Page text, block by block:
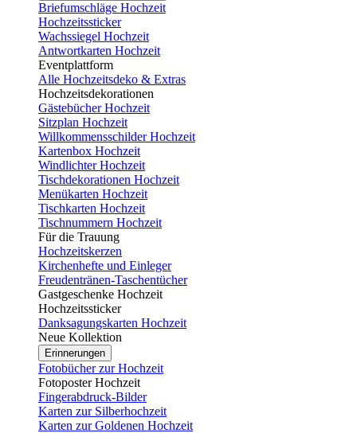
Briefumschläge Hochzeit
Hochzeitssticker
Wachssiegel Hochzeit
Antwortkarten Hochzeit
Eventplattform
Alle Hochzeitsdeko & Extras
Hochzeitsdekorationen
Gästebücher Hochzeit
Sitzplan Hochzeit
Willkommensschilder Hochzeit
Kartenbox Hochzeit
Windlichter Hochzeit
Tischdekorationen Hochzeit
Menükarten Hochzeit
Tischkarten Hochzeit
Tischnummern Hochzeit
Für die Trauung
Hochzeitskerzen
Kirchenhefte und Einleger
Freudentränen-Taschentücher
Gastgeschenke Hochzeit
Hochzeitssticker
Danksagungskarten Hochzeit
Neue Kollektion
Erinnerungen
Fotobücher zur Hochzeit
Fotoposter Hochzeit
Fingerabdruck-Bilder
Karten zur Silberhochzeit
Karten zur Goldenen Hochzeit